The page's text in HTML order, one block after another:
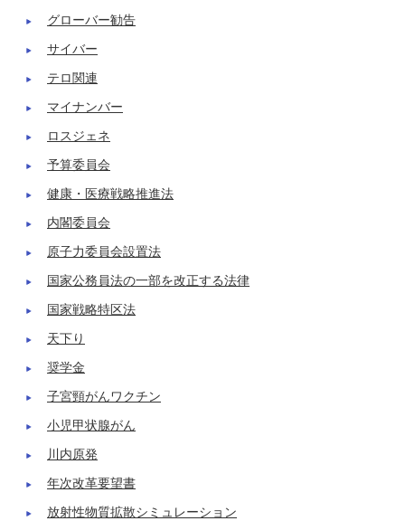
グローバー勧告
サイバー
テロ関連
マイナンバー
ロスジェネ
予算委員会
健康・医療戦略推進法
内閣委員会
原子力委員会設置法
国家公務員法の一部を改正する法律
国家戦略特区法
天下り
奨学金
子宮頸がんワクチン
小児甲状腺がん
川内原発
年次改革要望書
放射性物質拡散シミュレーション